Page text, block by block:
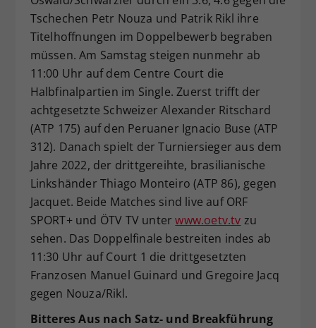
Tschechen Petr Nouza und Patrik Rikl ihre
Titelhoffnungen im Doppelbewerb begraben
müssen. Am Samstag steigen nunmehr ab
11:00 Uhr auf dem Centre Court die
Halbfinalpartien im Single. Zuerst trifft der
achtgesetzte Schweizer Alexander Ritschard
(ATP 175) auf den Peruaner Ignacio Buse (ATP
312). Danach spielt der Turniersieger aus dem
Jahre 2022, der drittgereihte, brasilianische
Linkshänder Thiago Monteiro (ATP 86), gegen
Jacquet. Beide Matches sind live auf ORF
SPORT+ und ÖTV TV unterwww.oetv.tv zu
sehen. Das Doppelfinale bestreiten indes ab
11:30 Uhr auf Court 1 die drittgesetzten
Franzosen Manuel Guinard und Gregoire Jacq
gegen Nouza/Rikl.
Bitteres Aus nach Satz- und Breakführung